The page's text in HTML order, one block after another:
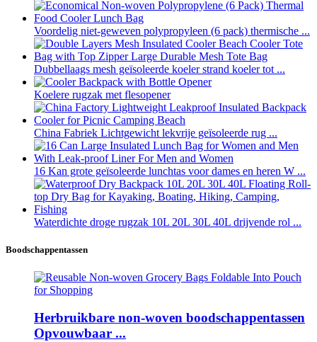
Voordelig niet-geweven polypropyleen (6 pack) thermische ...
Dubbellaags mesh geïsoleerde koeler strand koeler tot ...
Koelere rugzak met flesopener
China Fabriek Lichtgewicht lekvrije geïsoleerde rug ...
16 Kan grote geïsoleerde lunchtas voor dames en heren W ...
Waterdichte droge rugzak 10L 20L 30L 40L drijvende rol ...
Boodschappentassen
Herbruikbare non-woven boodschappentassen
Opvouwbaar ...